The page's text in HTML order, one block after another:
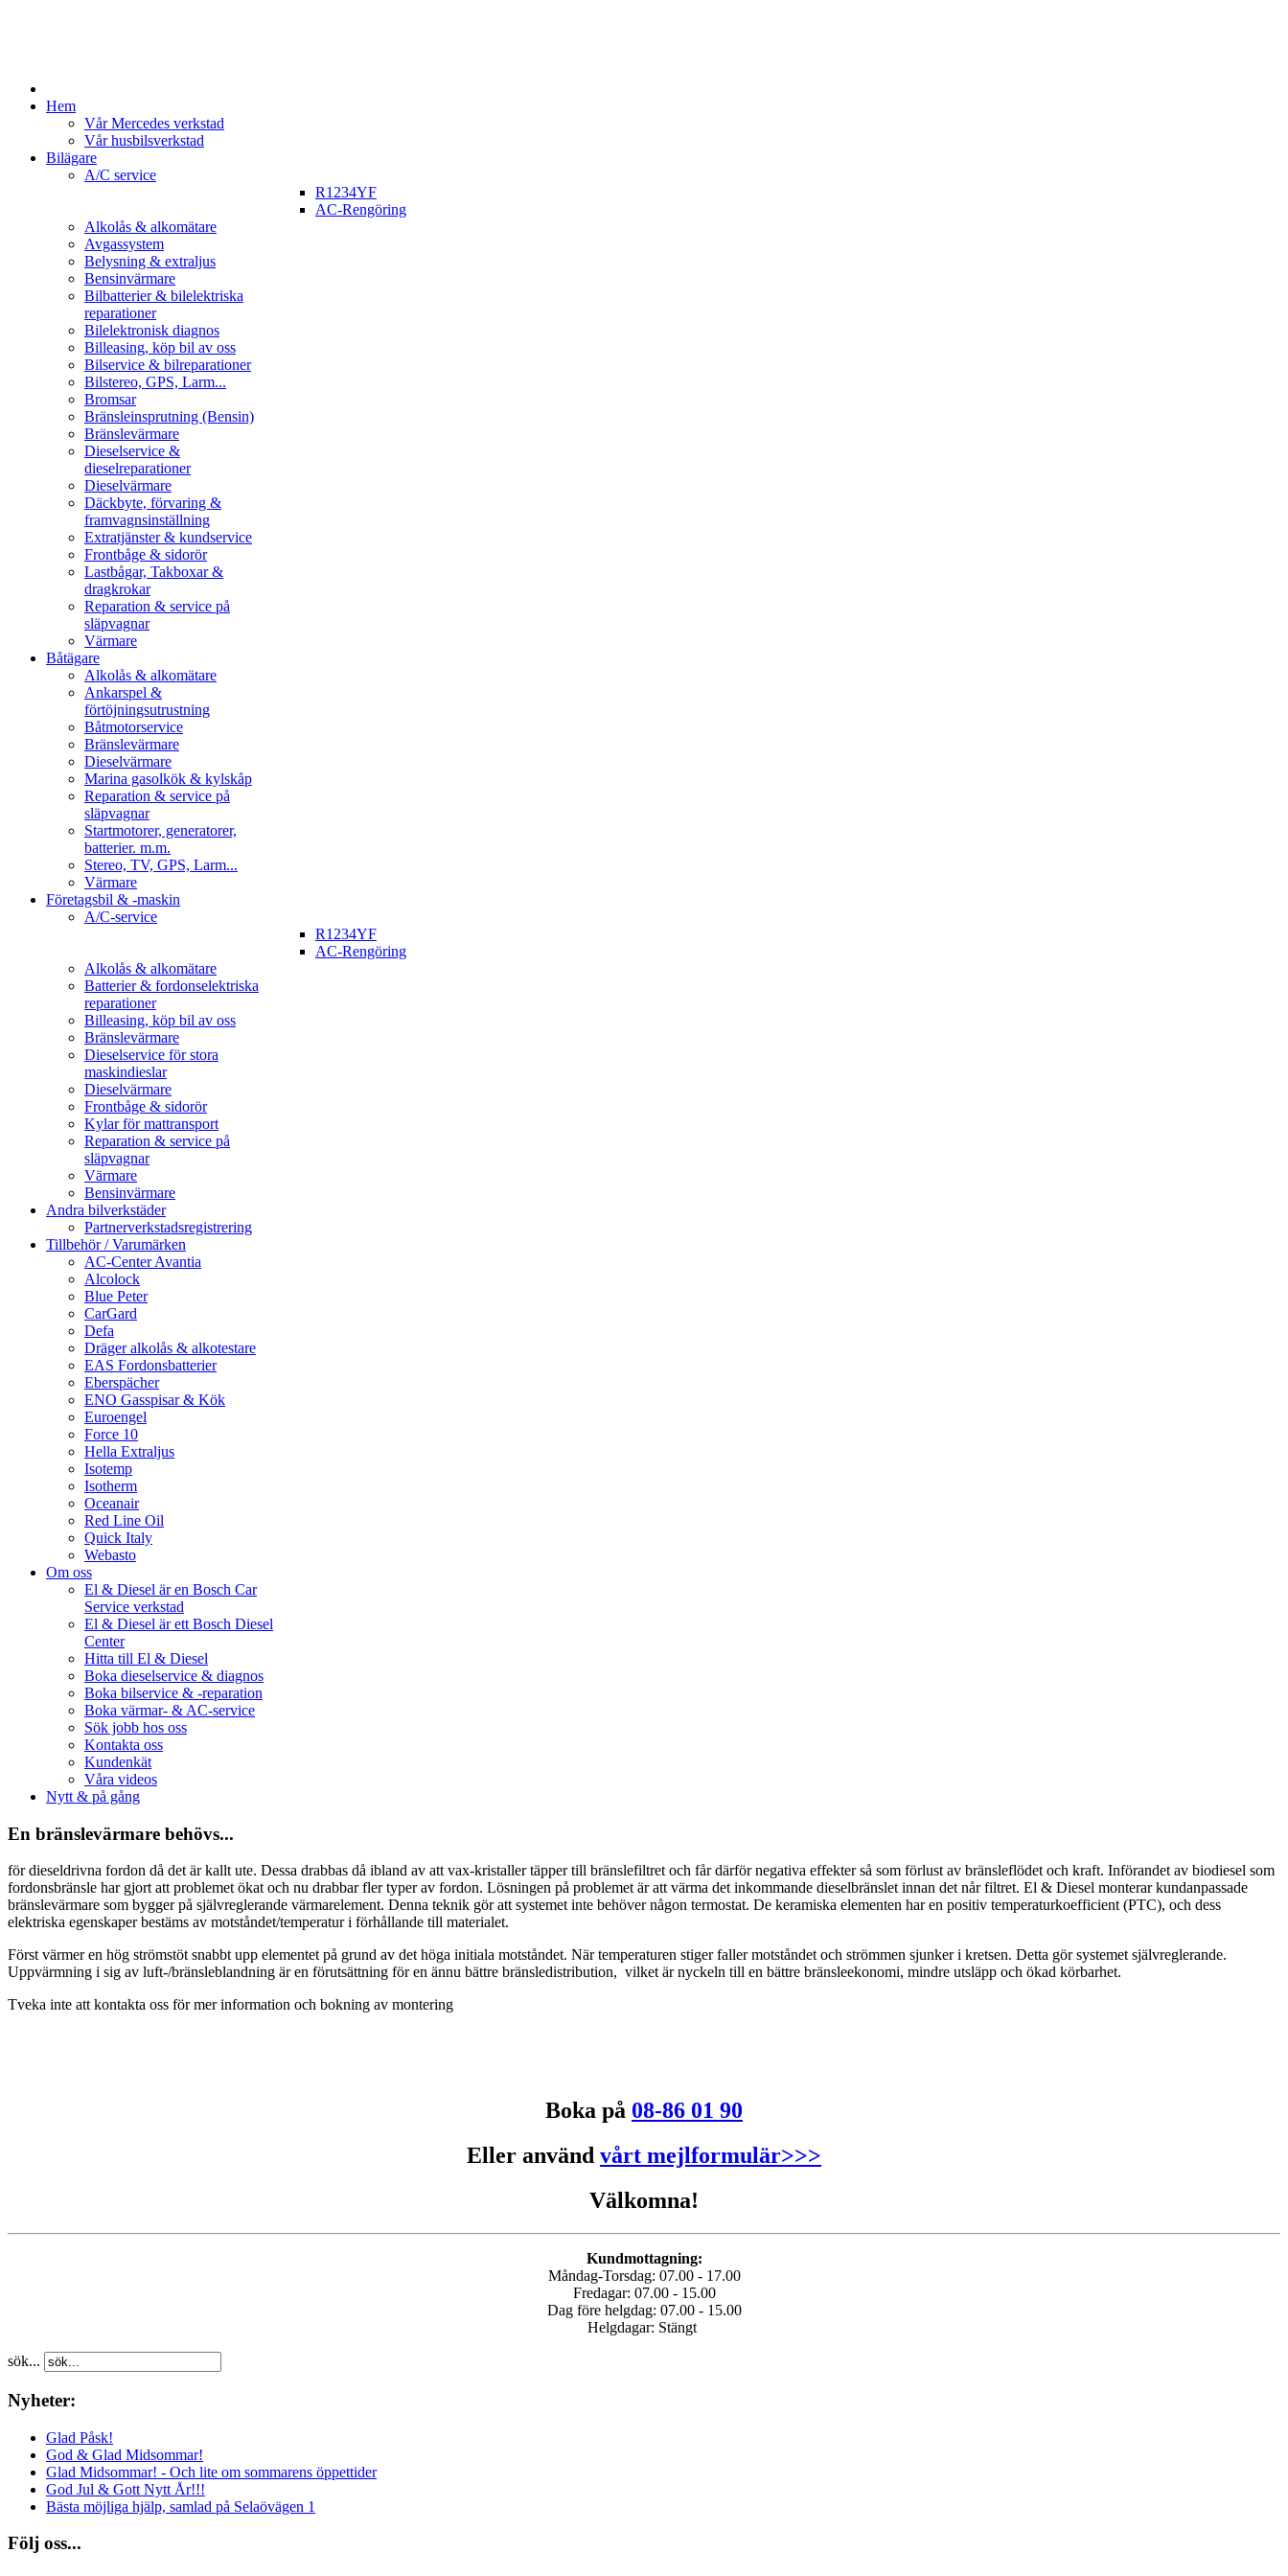
Hem
Vår Mercedes verkstad
Vår husbilsverkstad
Bilägare
A/C service
R1234YF
AC-Rengöring
Alkolås & alkomätare
Avgassystem
Belysning & extraljus
Bensinvärmare
Bilbatterier & bilelektriska
reparationer
Bilelektronisk diagnos
Billeasing, köp bil av oss
Bilservice & bilreparationer
Bilstereo, GPS, Larm...
Bromsar
Bränsleinsprutning (Bensin)
Bränslevärmare
Dieselservice &
dieselreparationer
Dieselvärmare
Däckbyte, förvaring &
framvagnsinställning
Extratjänster & kundservice
Frontbåge & sidorör
Lastbågar, Takboxar &
dragkrokar
Reparation & service på
släpvagnar
Värmare
Båtägare
Alkolås & alkomätare
Ankarspel &
förtöjningsutrustning
Båtmotorservice
Bränslevärmare
Dieselvärmare
Marina gasolkök & kylskåp
Reparation & service på
släpvagnar
Startmotorer, generatorer,
batterier. m.m.
Stereo, TV, GPS, Larm...
Värmare
Företagsbil & -maskin
A/C-service
R1234YF
AC-Rengöring
Alkolås & alkomätare
Batterier & fordonselektriska
reparationer
Billeasing, köp bil av oss
Bränslevärmare
Dieselservice för stora
maskindieslar
Dieselvärmare
Frontbåge & sidorör
Kylar för mattransport
Reparation & service på
släpvagnar
Värmare
Bensinvärmare
Andra bilverkstäder
Partnerverkstadsregistrering
Tillbehör / Varumärken
AC-Center Avantia
Alcolock
Blue Peter
CarGard
Defa
Dräger alkolås & alkotestare
EAS Fordonsbatterier
Eberspächer
ENO Gasspisar & Kök
Euroengel
Force 10
Hella Extraljus
Isotemp
Isotherm
Oceanair
Red Line Oil
Quick Italy
Webasto
Om oss
El & Diesel är en Bosch Car
Service verkstad
El & Diesel är ett Bosch Diesel
Center
Hitta till El & Diesel
Boka dieselservice & diagnos
Boka bilservice & -reparation
Boka värmar- & AC-service
Sök jobb hos oss
Kontakta oss
Kundenkät
Våra videos
Nytt & på gång
En bränslevärmare behövs...
för dieseldrivna fordon då det är kallt ute. Dessa drabbas då ibland av att vax-kristaller täpper till bränslefiltret och får därför negativa effekter så som förlust av bränsleflödet och kraft. Införandet av biodiesel som
fordonsbränsle har gjort att problemet ökat och nu drabbar fler typer av fordon. Lösningen på problemet är att värma det inkommande dieselbränslet innan det når filtret. El & Diesel monterar kundanpassade
bränslevärmare som bygger på självreglerande värmarelement. Denna teknik gör att systemet inte behöver någon termostat. De keramiska elementen har en positiv temperaturkoefficient (PTC), och dess
elektriska egenskaper bestäms av motståndet/temperatur i förhållande till materialet.
Först värmer en hög strömstöt snabbt upp elementet på grund av det höga initiala motståndet. När temperaturen stiger faller motståndet och strömmen sjunker i kretsen. Detta gör systemet självreglerande.
Uppvärmning i sig av luft-/bränsleblandning är en förutsättning för en ännu bättre bränsledistribution, vilket är nyckeln till en bättre bränsleekonomi, mindre utsläpp och ökad körbarhet.
Tveka inte att kontakta oss för mer information och bokning av montering
Boka på 08-86 01 90
Eller använd vårt mejlformulär>>>
Välkomna!
Kundmottagning:
Måndag-Torsdag: 07.00 - 17.00
Fredagar: 07.00 - 15.00
Dag före helgdag: 07.00 - 15.00
Helgdagar: Stängt
sök...
Nyheter:
Glad Påsk!
God & Glad Midsommar!
Glad Midsommar! - Och lite om sommarens öppettider
God Jul & Gott Nytt År!!!
Bästa möjliga hjälp, samlad på Selaövägen 1
Följ oss...